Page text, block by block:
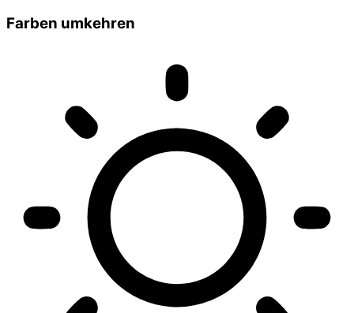
Farben umkehren